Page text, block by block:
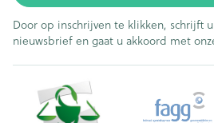
Door op inschrijven te klikken, schrijft
nieuwsbrief en gaat u akkoord met